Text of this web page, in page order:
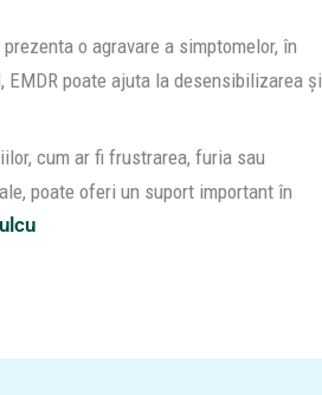
o agravare a simptomelor, în
poate ajuta la desensibilizarea și
cum ar fi frustrarea, furia sau
poate oferi un suport important în